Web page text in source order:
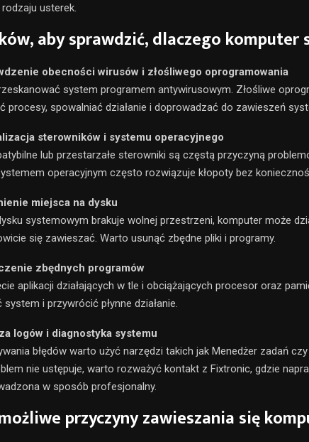
usterek.
aby sprawdzić, dlaczego komputer
obecności wirusów i złośliwego oprogramowania
system programem antywirusowym. Złośliwe
procesy, spowalniać działanie i doprowadzać do zawieszeń
sterowników i systemu operacyjnego
lub przestarzałe sterowniki są częstą przyczyną
operacyjnym często rozwiązuje kłopoty bez
miejsca na dysku
systemowym brakuje wolnej przestrzeni, komputer może
się zawieszać. Warto usunąć zbędne pliki i programy.
zbędnych programów
aplikacji działających w tle i obciążających procesor oraz
system i przywrócić płynne działanie.
logów i diagnostyka systemu
błędów warto użyć narzędzi takich jak Menedżer zadań
nie ustępuje, warto rozważyć kontakt z Fixtronic, gdzie
w sposób profesjonalny.
przyczyny zawieszania się